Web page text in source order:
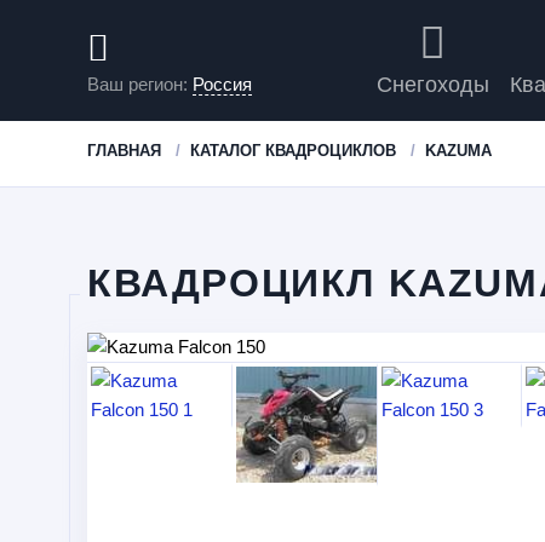
Ваш регион: Россия Снегоходы
ГЛАВНАЯ КАТАЛОГ КВАДРОЦИКЛОВ KAZUMA
КВАДРОЦИКЛ